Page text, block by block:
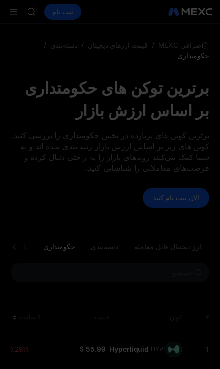
اسپات فیوچرز PLTR ثبت نام
CAP
صرافی MEXC / قیمت ارزهای دیجیتال / دسته‌بندی /
حکومتداری
برترین توکن‌ های حکومتداری
بر اساس ارزش بازار
برترین کوین‌ های پربازده در بخش حکومتداری را بررسی کنید.
کوین‌ های زیر بر اساس ارزش بازار رتبه‌ بندی شده‌ اند و به
شما کمک می‌کنند روندهای بازار را به‌ راحتی دنبال کرده و
فرصت‌های معاملاتی را شناسایی کنید.
الان ثبت نام کنید
ارز دیجیتال قابل معامله دسته‌بندی حکومتداری پلتفرم
# کوین قیمت 1 ساعت
1
Hyperliquid HYPE
$ 55.99
-0.29%